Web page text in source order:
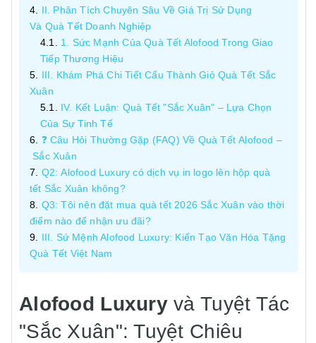
II. Phân Tích Chuyên Sâu Về Giá Trị Sử Dụng
Và Quà Tết Doanh Nghiệp
1. Sức Mạnh Của Quà Tết Alofood Trong Giao
Tiếp Thương Hiệu
III. Khám Phá Chi Tiết Cấu Thành Giỏ Quà Tết Sắc
Xuân
IV. Kết Luận: Quà Tết "Sắc Xuân" – Lựa Chọn
Của Sự Tinh Tế
❓ Câu Hỏi Thường Gặp (FAQ) Về Quà Tết Alofood –
Sắc Xuân
Q2: Alofood Luxury có dịch vụ in logo lên hộp quà
tết Sắc Xuân không?
Q3: Tôi nên đặt mua quà tết 2026 Sắc Xuân vào thời
điểm nào để nhận ưu đãi?
III. Sứ Mệnh Alofood Luxury: Kiến Tạo Văn Hóa Tặng
Quà Tết Việt Nam
Alofood Luxuryvà Tuyệt Tác
"Sắc Xuân": Tuyệt Chiêu